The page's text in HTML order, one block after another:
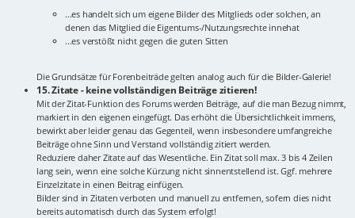
...es handelt sich um eigene Bilder des Mitglieds oder solchen, an
denen das Mitglied die Eigentums-/Nutzungsrechte innehat
...es verstößt nicht gegen die guten Sitten
Die Grundsätze für Forenbeiträde gelten analog auch für die Bilder-Galerie!
15. Zitate - keine vollständigen Beiträge zitieren!
Mit der Zitat-Funktion des Forums werden Beiträge, auf die man Bezug nimmt,
markiert in den eigenen eingefügt. Das erhöht die Übersichtlichkeit immens,
bewirkt aber leider genau das Gegenteil, wenn insbesondere umfangreiche
Beiträge ohne Sinn und Verstand vollständig zitiert werden.
Reduziere daher Zitate auf das Wesentliche. Ein Zitat soll max. 3 bis 4 Zeilen
lang sein, wenn eine solche Kürzung nicht sinnentstellend ist. Ggf. mehrere
Einzelzitate in einen Beitrag einfügen.
Bilder sind in Zitaten verboten und manuell zu entfernen, sofern dies nicht
bereits automatisch durch das System erfolgt!